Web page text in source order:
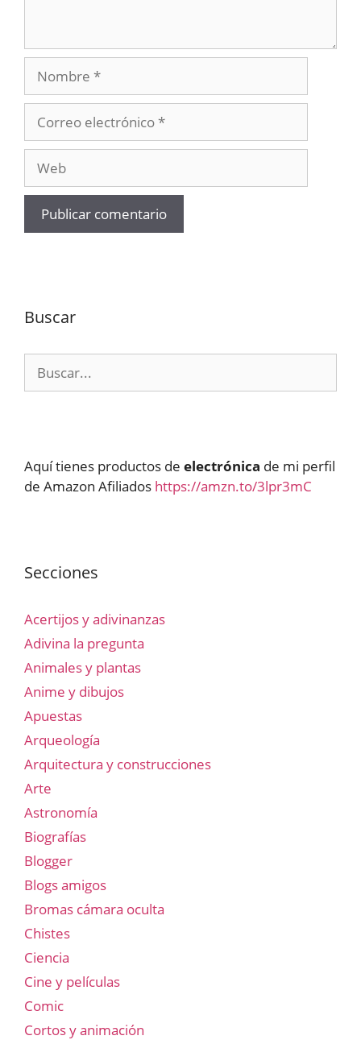
Nombre
electrónico
Buscar
Aquí tienes productos de electrónica de mi perfil
de Amazon Afiliados https://amzn.to/3lpr3mC
Secciones
Acertijos y adivinanzas
Adivina la pregunta
Animales y plantas
Anime y dibujos
Apuestas
Arqueología
Arquitectura y construcciones
Arte
Astronomía
Biografías
Blogger
Blogs amigos
Bromas cámara oculta
Chistes
Ciencia
Cine y películas
Comic
Cortos y animación